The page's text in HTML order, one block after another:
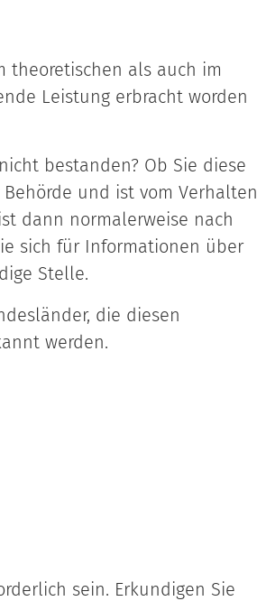
theoretischen als auch im
Leistung erbracht worden
bestanden? Ob Sie diese
und ist vom Verhalten
dann normalerweise nach
sich für Informationen über
Stelle.
die diesen
werden.
sein. Erkundigen Sie